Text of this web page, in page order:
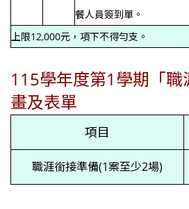
餐人員簽到單。
上限12,000元，項下不得勻支。
115學年度第1學期「職
畫及表單
項目
職涯銜接準備(1案至少2場)